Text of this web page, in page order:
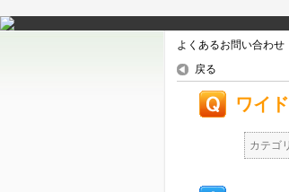
よくあるお問い合わせ
戻る
ワイ
カテゴ